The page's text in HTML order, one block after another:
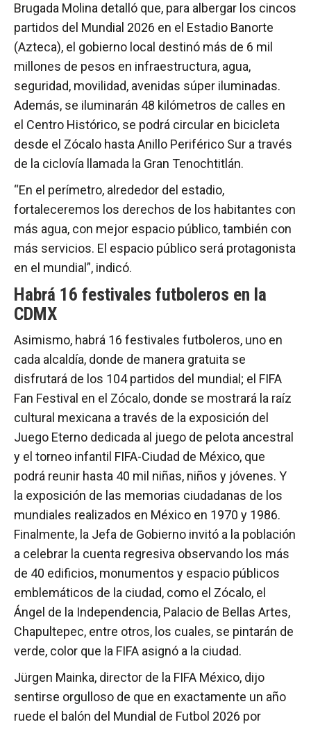
Brugada Molina detalló que, para albergar los cincos
partidos del Mundial 2026 en el Estadio Banorte
(Azteca), el gobierno local destinó más de 6 mil
millones de pesos en infraestructura, agua,
seguridad, movilidad, avenidas súper iluminadas.
Además, se iluminarán 48 kilómetros de calles en
el Centro Histórico, se podrá circular en bicicleta
desde el Zócalo hasta Anillo Periférico Sur a través
de la ciclovía llamada la Gran Tenochtitlán.
“En el perímetro, alrededor del estadio,
fortaleceremos los derechos de los habitantes con
más agua, con mejor espacio público, también con
más servicios. El espacio público será protagonista
en el mundial”, indicó.
Habrá 16 festivales futboleros en la
CDMX
Asimismo, habrá 16 festivales futboleros, uno en
cada alcaldía, donde de manera gratuita se
disfrutará de los 104 partidos del mundial; el FIFA
Fan Festival en el Zócalo, donde se mostrará la raíz
cultural mexicana a través de la exposición del
Juego Eterno dedicada al juego de pelota ancestral
y el torneo infantil FIFA-Ciudad de México, que
podrá reunir hasta 40 mil niñas, niños y jóvenes. Y
la exposición de las memorias ciudadanas de los
mundiales realizados en México en 1970 y 1986.
Finalmente, la Jefa de Gobierno invitó a la población
a celebrar la cuenta regresiva observando los más
de 40 edificios, monumentos y espacio públicos
emblemáticos de la ciudad, como el Zócalo, el
Ángel de la Independencia, Palacio de Bellas Artes,
Chapultepec, entre otros, los cuales, se pintarán de
verde, color que la FIFA asignó a la ciudad.
Jürgen Mainka, director de la FIFA México, dijo
sentirse orgulloso de que en exactamente un año
ruede el balón del Mundial de Futbol 2026 por